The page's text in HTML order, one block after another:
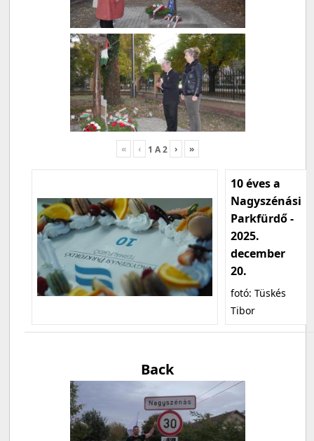
« ‹ 1 A2 › »
10 éves a
Nagyszénási
Parkfürdő -
2025.
december
20.
fotó: Tüskés
Tibor
Back